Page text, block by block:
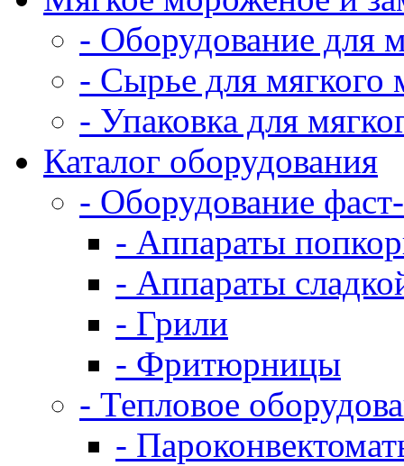
- Оборудование для
- Сырье для мягкого
- Упаковка для
Каталог оборудования
- Оборудование
- Аппараты
- Аппараты
- Грили
- Фритюрницы
- Тепловое
-